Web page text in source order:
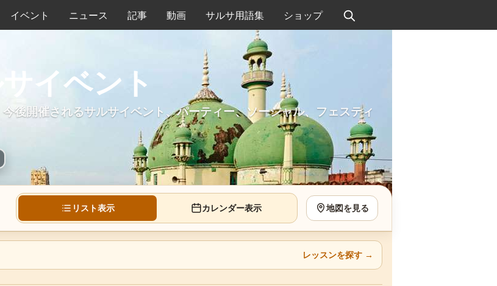
イベント ニュース 記事 動画 サルサ用語集 ショップ
イベント
後開催されるサルサイベント、パーティー、ソーシャル、フェスティ
リスト表示 カレンダー表示 地図を見る
レッスンを探す →